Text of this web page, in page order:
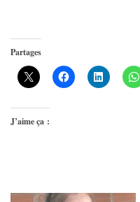
Partages
J’aime ça :